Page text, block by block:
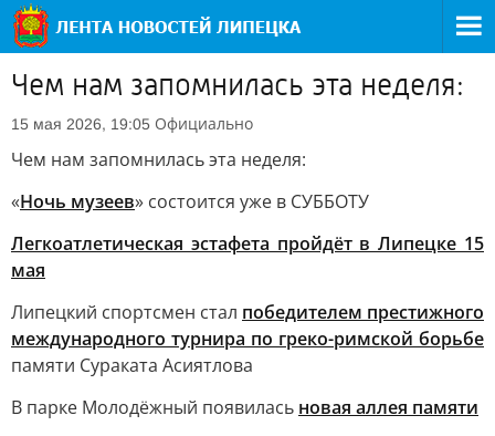
Чем нам запомнилась эта неделя:
15 мая 2026, 19:05 Официально
Чем нам запомнилась эта неделя:
«Ночь музеев» состоится уже в СУББОТУ
Легкоатлетическая эстафета пройдёт в Липецке 15
мая
Липецкий спортсмен стал победителем престижного
международного турнира по греко-римской борьбе
памяти Сураката Асиятлова
В парке Молодёжный появилась новая аллея памяти